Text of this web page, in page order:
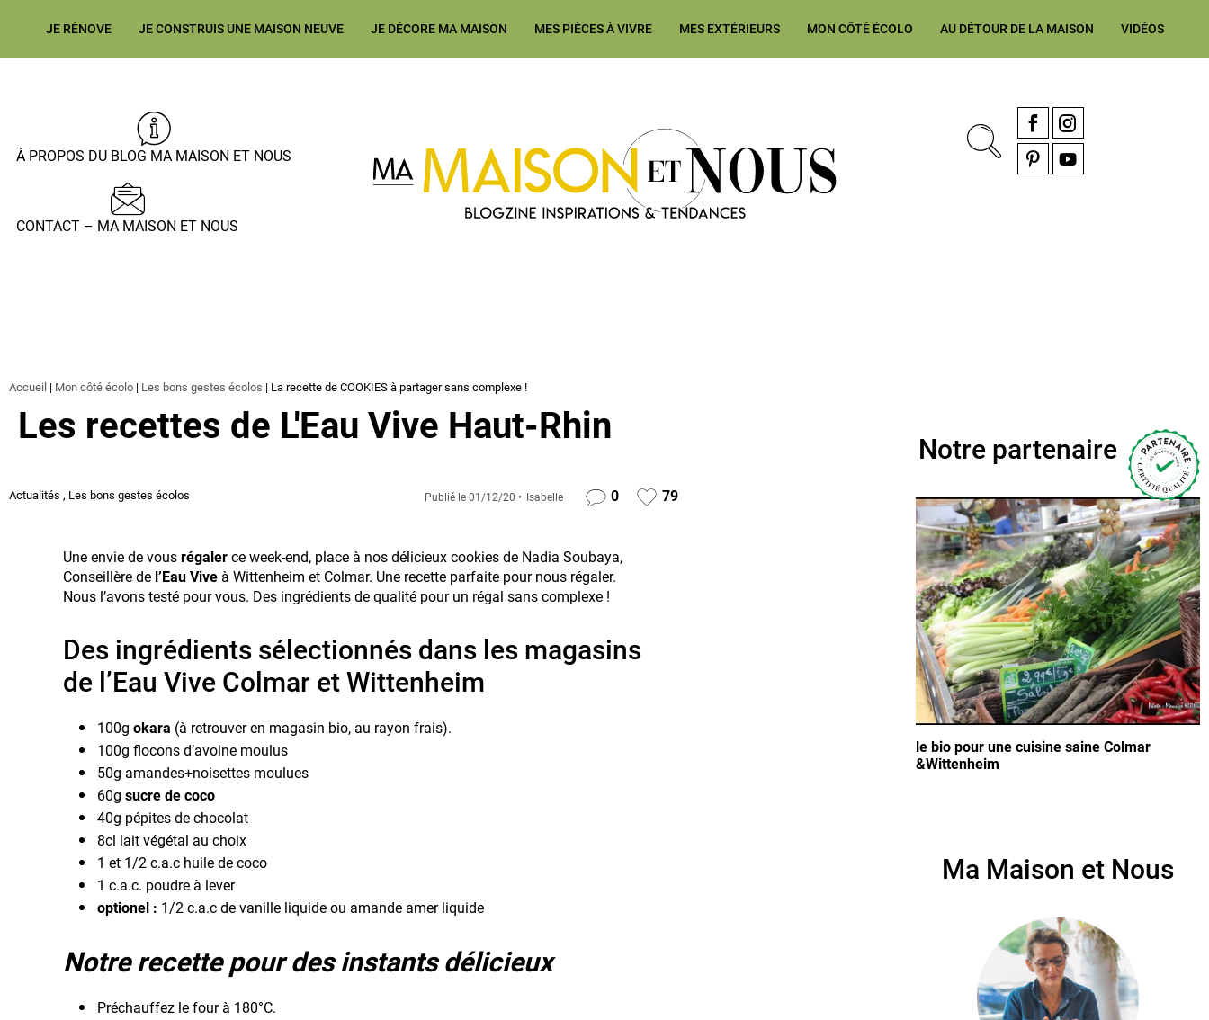
JE RÉNOVE JE CONSTRUIS UNE MAISON NEUVE JE DÉCORE MA MAISON MES PIÈCES À VIVRE MES EXTÉRIEURS MON CÔTÉ ÉCOLO AU DÉTOUR DE LA MAISON VIDÉOS
Ma Maison et Nous Construction, rénovation & décoration Alsace, Franche-Comté
À PROPOS DU BLOG MA MAISON ET NOUS
CONTACT – MA MAISON ET NOUS
FacebookInstagram
Accueil | Mon côté écolo | Les bons gestes écolos | La recette de COOKIES à partager sans complexe !
Les recettes de L'Eau Vive Haut-Rhin
Actualités , Les bons gestes écolos Publié le 01/12/20 Isabelle 0 79
Une envie de vous régaler ce week-end, place à nos délicieux cookies de Nadia Soubaya,
Conseillère de l’Eau Vive à Wittenheim et Colmar. Une recette parfaite pour nous régaler.
Nous l’avons testé pour vous. Des ingrédients de qualité pour un régal sans complexe !
Des ingrédients sélectionnés dans les magasins
de l’Eau Vive Colmar et Wittenheim
100g okara (à retrouver en magasin bio, au rayon frais).
100g flocons d’avoine moulus
50g amandes+noisettes moulues
60g sucre de coco
40g pépites de chocolat
8cl lait végétal au choix
1 et 1/2 c.a.c huile de coco
1 c.a.c. poudre à lever
optionel : 1/2 c.a.c de vanille liquide ou amande amer liquide
Notre recette pour des instants délicieux
Préchauffez le four à 180°C.
Notre partenaire
le bio pour une cuisine saine Colmar
&Wittenheim
Ma Maison et Nous